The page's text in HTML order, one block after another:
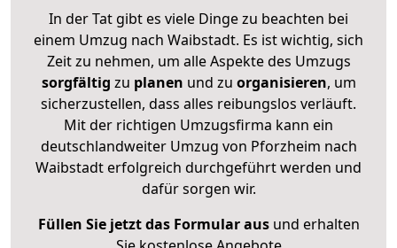
In der Tat gibt es viele Dinge zu beachten bei
einem Umzug nach Waibstadt. Es ist wichtig, sich
Zeit zu nehmen, um alle Aspekte des Umzugs
sorgfältig zu planen und zu organisieren, um
sicherzustellen, dass alles reibungslos verläuft.
Mit der richtigen Umzugsfirma kann ein
deutschlandweiter Umzug von Pforzheim nach
Waibstadt erfolgreich durchgeführt werden und
dafür sorgen wir.
Füllen Sie jetzt das Formular ausund erhalten